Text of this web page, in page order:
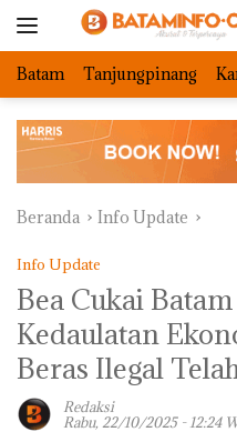
Batam Tanjungpinang
Beranda Info Update
Info Update
Bea Cukai
Kedaulatan
Beras Ilegal
Redaksi
Rabu, 22/10/2025 - 12:24